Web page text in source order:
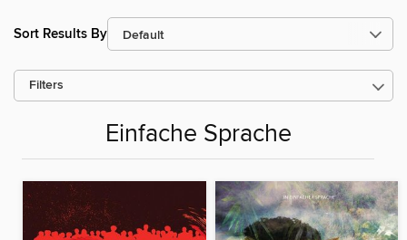
Sort Results By
Filters
Einfache Sprache